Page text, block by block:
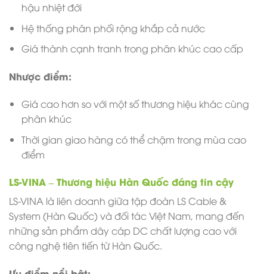
hậu nhiệt đới
Hệ thống phân phối rộng khắp cả nước
Giá thành cạnh tranh trong phân khúc cao cấp
Nhược điểm:
Giá cao hơn so với một số thương hiệu khác cùng
phân khúc
Thời gian giao hàng có thể chậm trong mùa cao
điểm
LS-VINA – Thương hiệu Hàn Quốc đáng tin cậy
LS-VINA là liên doanh giữa tập đoàn LS Cable &
System (Hàn Quốc) và đối tác Việt Nam, mang đến
những sản phẩm dây cáp DC chất lượng cao với
công nghệ tiên tiến từ Hàn Quốc.